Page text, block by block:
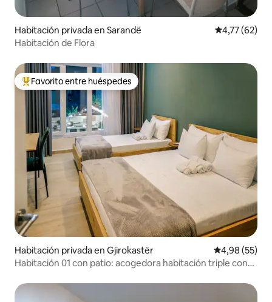
Habitación privada en Sarandë Calificación
4,77 (62)
Habitación de Flora
Favorito entre los huéspedes más destacados
Favorito entre huéspedes
Habitación privada en Gjirokastër Calificación
4,98 (55)
Habitación 01 con patio: acogedora habitación triple con